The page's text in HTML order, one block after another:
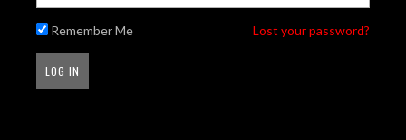
Remember Me Lost your password?